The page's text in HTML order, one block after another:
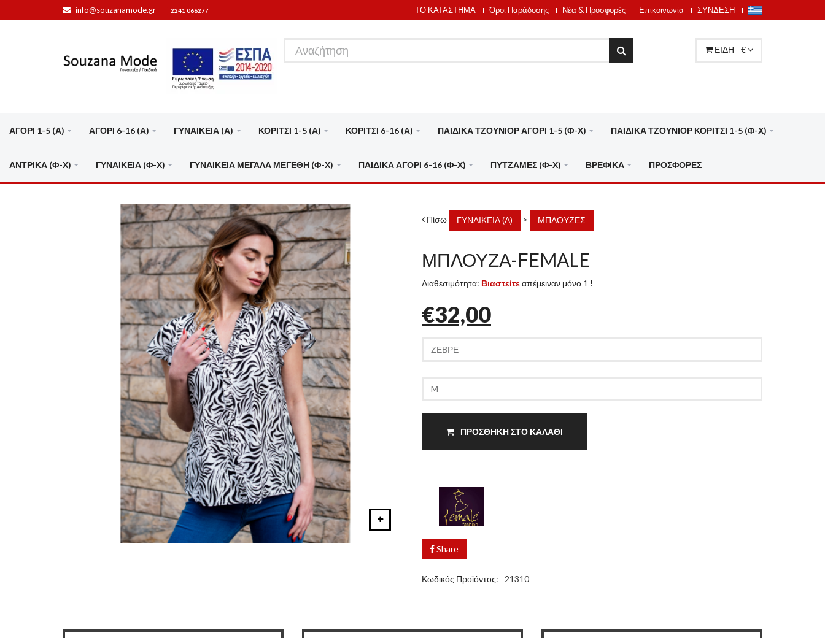
info@souzanamode.gr 2241 066277 ΤΟ ΚΑΤΑΣΤΗΜΑ Όροι Παράδοσης Νέα & Προσφορές Επικοινωνία ΣΥΝΔΕΣΗ
ΕΙΔΗ - €
ΑΓΟΡΙ 1-5 (Α) ΑΓΟΡΙ 6-16 (Α) ΓΥΝΑΙΚΕΙΑ (Α) ΚΟΡΙΤΣΙ 1-5 (Α) ΚΟΡΙΤΣΙ 6-16 (Α) ΠΑΙΔΙΚΑ ΤΖΟΥΝΙΟΡ ΑΓΟΡΙ 1-5 (Φ-Χ) ΠΑΙΔΙΚΑ ΤΖΟΥΝΙΟΡ ΚΟΡΙΤΣΙ 1-5 (Φ-Χ)
ΑΝΤΡΙΚΑ (Φ-Χ) ΓΥΝΑΙΚΕΙΑ (Φ-Χ) ΓΥΝΑΙΚΕΙΑ ΜΕΓΑΛΑ ΜΕΓΕΘΗ (Φ-Χ) ΠΑΙΔΙΚΑ ΑΓΟΡΙ 6-16 (Φ-Χ) ΠΥΤΖΑΜΕΣ (Φ-Χ) ΒΡΕΦΙΚΑ ΠΡΟΣΦΟΡΕΣ
Πίσω ΓΥΝΑΙΚΕΙΑ (Α) > ΜΠΛΟΥΖΕΣ
ΜΠΛΟΥΖΑ-FEMALE
Διαθεσιμότητα: Βιαστείτεαπέμειναν μόνο 1 !
€32,00
ΠΡΟΣΘΗΚΗ ΣΤΟ ΚΑΛΑΘΙ
Share
Κωδικός Προϊόντος: 21310